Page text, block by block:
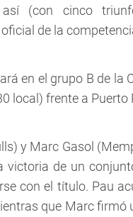
así (con cinco
de la
en el grupo B de la
local) frente a Puerto
y Marc Gasol
victoria de un
con el título. Pau
que Marc firmó